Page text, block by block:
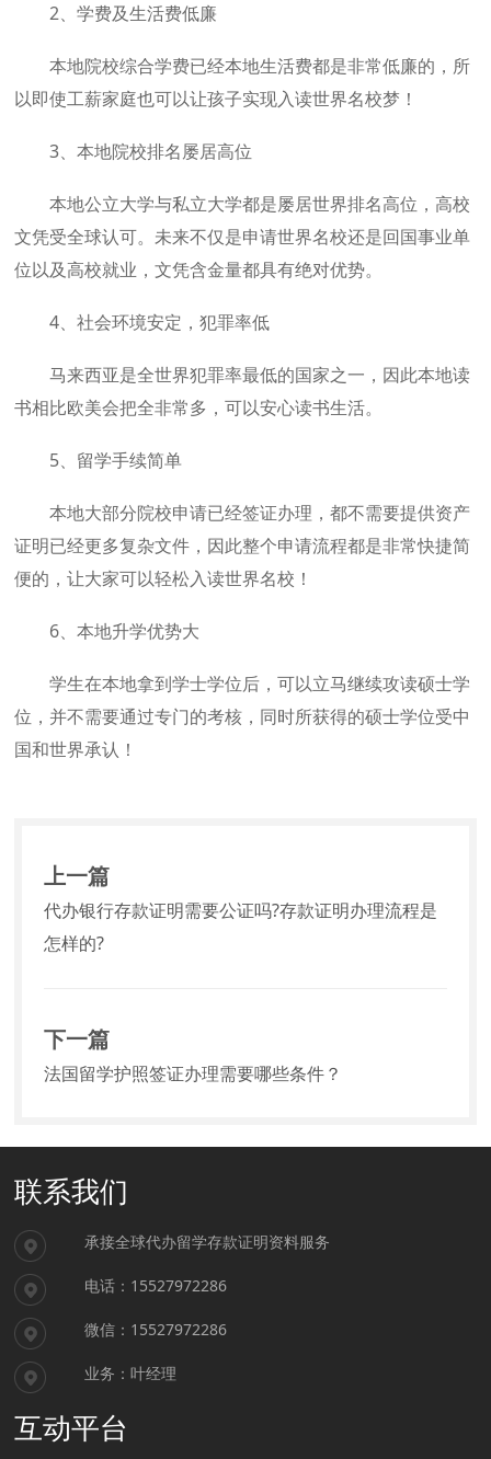
2、学费及生活费低廉
本地院校综合学费已经本地生活费都是非常低廉的，所
以即使工薪家庭也可以让孩子实现入读世界名校梦！
3、本地院校排名屡居高位
本地公立大学与私立大学都是屡居世界排名高位，高校
文凭受全球认可。未来不仅是申请世界名校还是回国事业单
位以及高校就业，文凭含金量都具有绝对优势。
4、社会环境安定，犯罪率低
马来西亚是全世界犯罪率最低的国家之一，因此本地读
书相比欧美会把全非常多，可以安心读书生活。
5、留学手续简单
本地大部分院校申请已经签证办理，都不需要提供资产
证明已经更多复杂文件，因此整个申请流程都是非常快捷简
便的，让大家可以轻松入读世界名校！
6、本地升学优势大
学生在本地拿到学士学位后，可以立马继续攻读硕士学
位，并不需要通过专门的考核，同时所获得的硕士学位受中
国和世界承认！
上一篇
代办银行存款证明需要公证吗?存款证明办理流程是
怎样的?
下一篇
法国留学护照签证办理需要哪些条件？
联系我们
承接全球代办留学存款证明资料服务
电话：15527972286
微信：15527972286
业务：叶经理
互动平台